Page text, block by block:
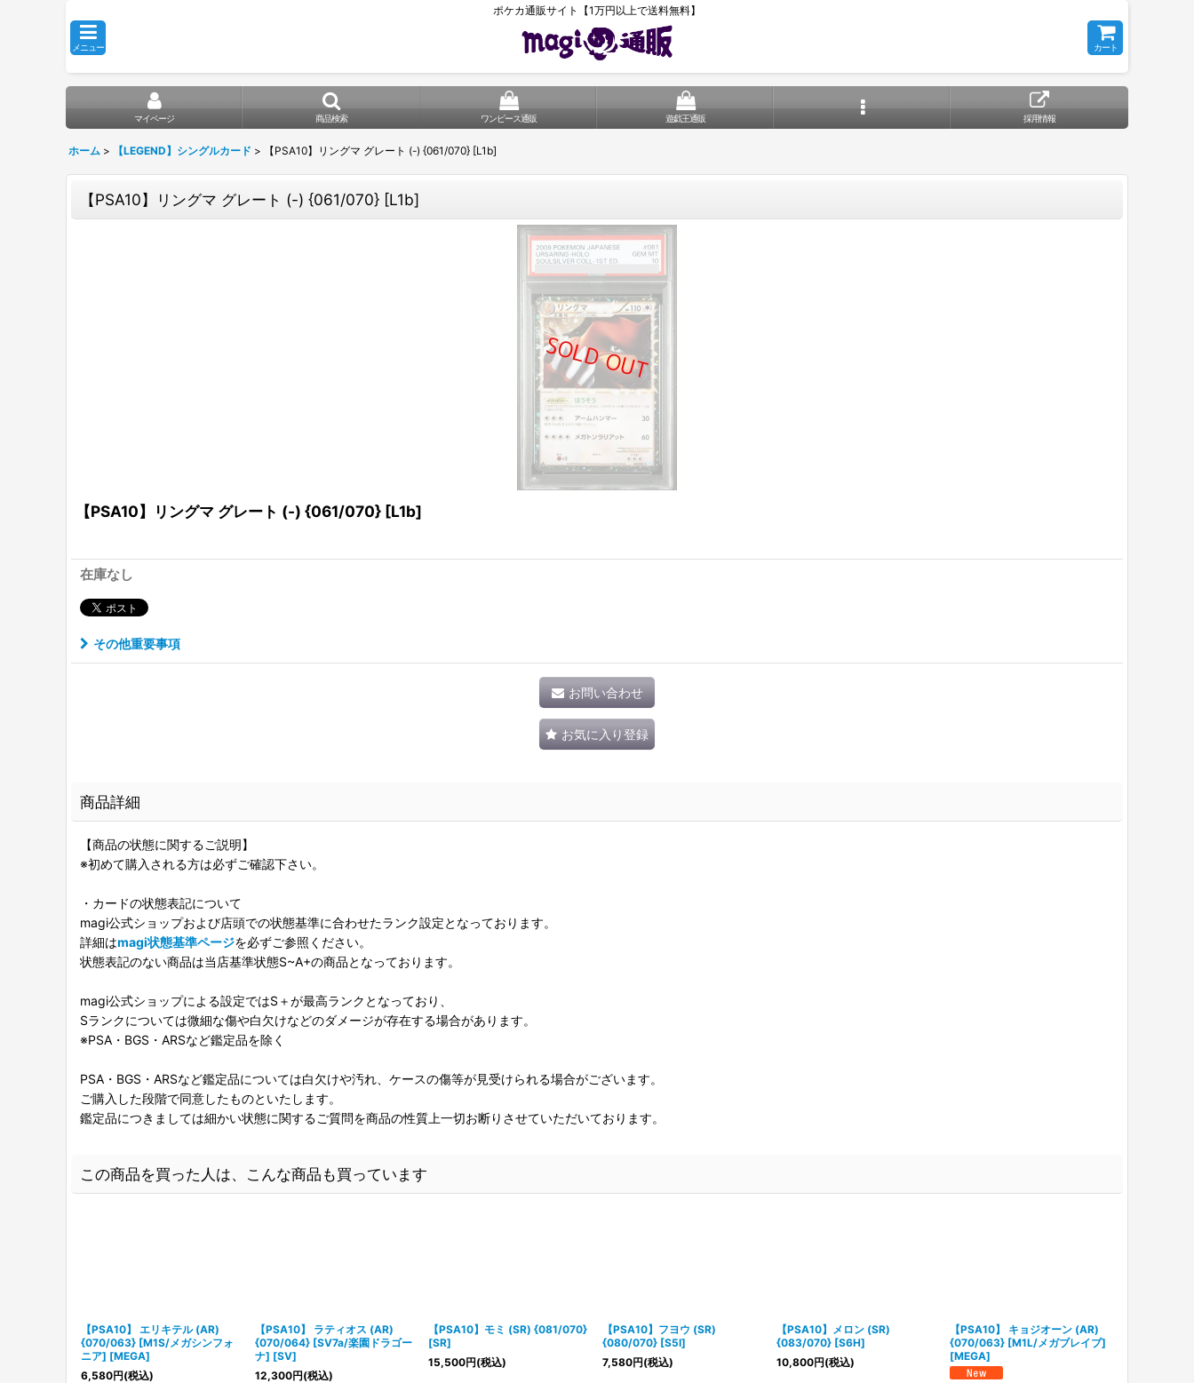
ポケカ通販サイト【1万円以上で送料無料】
メニュー カート
マイページ 商品検索 ワンピース通販 遊戯王通販 採用情報
ホーム > 【LEGEND】シングルカード > 【PSA10】リングマ グレート (-) {061/070} [L1b]
【PSA10】リングマ グレート (-) {061/070} [L1b]
【PSA10】リングマ グレート (-) {061/070} [L1b]
在庫なし
その他重要事項
お問い合わせ
お気に入り登録
商品詳細
【商品の状態に関するご説明】
※初めて購入される方は必ずご確認下さい。
・カードの状態表記について
magi公式ショップおよび店頭での状態基準に合わせたランク設定となっております。
詳細はmagi状態基準ページを必ずご参照ください。
状態表記のない商品は当店基準状態S~A+の商品となっております。
magi公式ショップによる設定ではS＋が最高ランクとなっており、
Sランクについては微細な傷や白欠けなどのダメージが存在する場合があります。
※PSA・BGS・ARSなど鑑定品を除く
PSA・BGS・ARSなど鑑定品については白欠けや汚れ、ケースの傷等が見受けられる場合がございます。
ご購入した段階で同意したものといたします。
鑑定品につきましては細かい状態に関するご質問を商品の性質上一切お断りさせていただいております。
この商品を買った人は、こんな商品も買っています
【PSA10】 エリキテル (AR)
{070/063} [M1S/メガシンフォ
ニア] [MEGA]
6,580円(税込)
【PSA10】 ラティオス (AR)
{070/064} [SV7a/楽園ドラゴー
ナ] [SV]
12,300円(税込)
【PSA10】モミ (SR) {081/070}
[SR]
15,500円(税込)
【PSA10】フヨウ (SR)
{080/070} [S5I]
7,580円(税込)
【PSA10】メロン (SR)
{083/070} [S6H]
10,800円(税込)
【PSA10】 キョジオーン (AR)
{070/063} [M1L/メガブレイブ]
[MEGA]